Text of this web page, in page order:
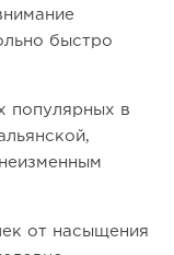
быстро
популярных в
от насыщения